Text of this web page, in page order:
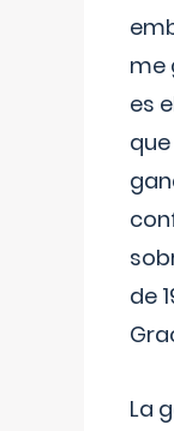
me
es
de
La